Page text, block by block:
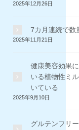
2025年12月26日
7カ月連続で数
2025年11月21日
健康美容効果
いる植物性ミ
いている
2025年9月10日
グルテンフリ